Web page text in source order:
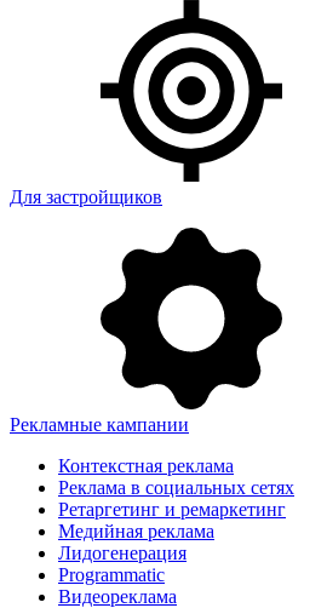
Для застройщиков
Рекламные кампании
Контекстная реклама
Реклама в социальных сетях
Ретаргетинг и ремаркетинг
Медийная реклама
Лидогенерация
Programmatic
Видеореклама